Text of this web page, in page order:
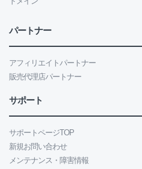
パートナー
アフィリエイトパートナー
販売代理店パートナー
サポート
サポートページTOP
新規お問い合わせ
メンテナンス・障害情報